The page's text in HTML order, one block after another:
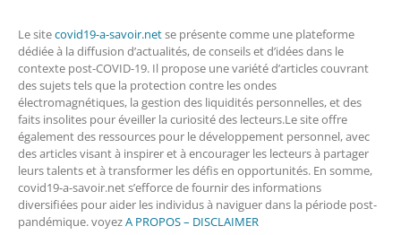
Le sitecovid19-a-savoir.netse présente comme une plateforme
dédiée à la diffusion d’actualités, de conseils et d’idées dans le
contexte post-COVID-19. Il propose une variété d’articles couvrant
des sujets tels que la protection contre les ondes
électromagnétiques, la gestion des liquidités personnelles, et des
faits insolites pour éveiller la curiosité des lecteurs.Le site offre
également des ressources pour le développement personnel, avec
des articles visant à inspirer et à encourager les lecteurs à partager
leurs talents et à transformer les défis en opportunités. En somme,
covid19-a-savoir.net s’efforce de fournir des informations
diversifiées pour aider les individus à naviguer dans la période post-
pandémique. voyezA PROPOS – DISCLAIMER